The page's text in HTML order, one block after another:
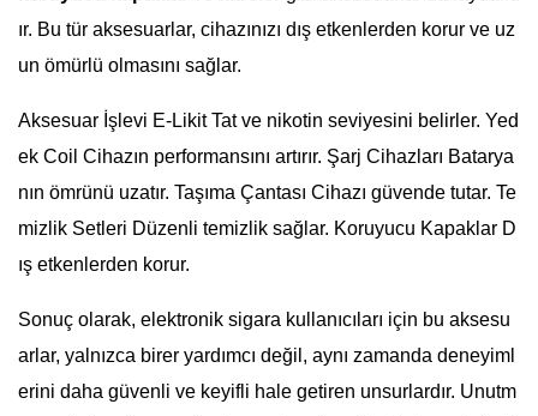
ır. Bu tür aksesuarlar, cihazınızı dış etkenlerden korur ve uz
un ömürlü olmasını sağlar.
Aksesuar İşlevi E-Likit Tat ve nikotin seviyesini belirler. Yed
ek Coil Cihazın performansını artırır. Şarj Cihazları Batarya
nın ömrünü uzatır. Taşıma Çantası Cihazı güvende tutar. Te
mizlik Setleri Düzenli temizlik sağlar. Koruyucu Kapaklar D
ış etkenlerden korur.
Sonuç olarak, elektronik sigara kullanıcıları için bu aksesu
arlar, yalnızca birer yardımcı değil, aynı zamanda deneyiml
erini daha güvenli ve keyifli hale getiren unsurlardır. Unutm